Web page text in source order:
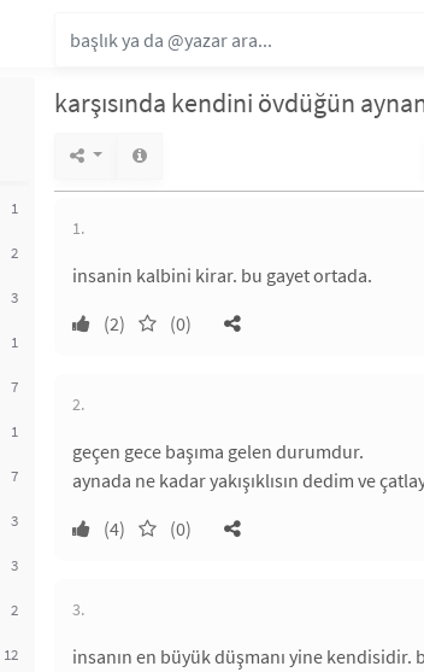
1
2
3
1
7
1
7
3
3
2
12
karşısında kendini övdüğün
1.
insanin kalbini kirar. bu gayet ortada.
(2)
(0)
2.
geçen gece başıma gelen durumdur.
aynada ne kadar yakışıklısın dedim ve
(4)
(0)
3.
insanın en büyük düşmanı yine kendisidir.